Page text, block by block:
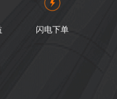
闪电下单